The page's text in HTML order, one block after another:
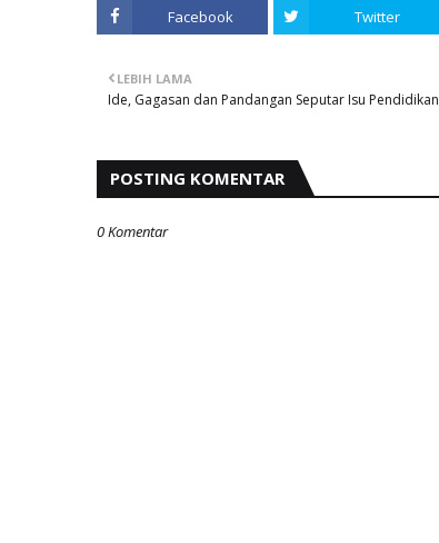
Facebook Twitter
LEBIH LAMA
Ide, Gagasan dan Pandangan Seputar Isu Pendidikan
POSTING KOMENTAR
0 Komentar